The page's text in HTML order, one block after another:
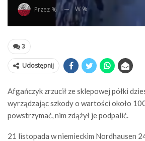
Przez % W %
3
Udostępnij
Afgańczyk zrzucił ze sklepowej półki
wyrządzając szkody o wartości około
powstrzymać, nim zdążył je podpalić.
21 listopada w niemieckim Nordhausen